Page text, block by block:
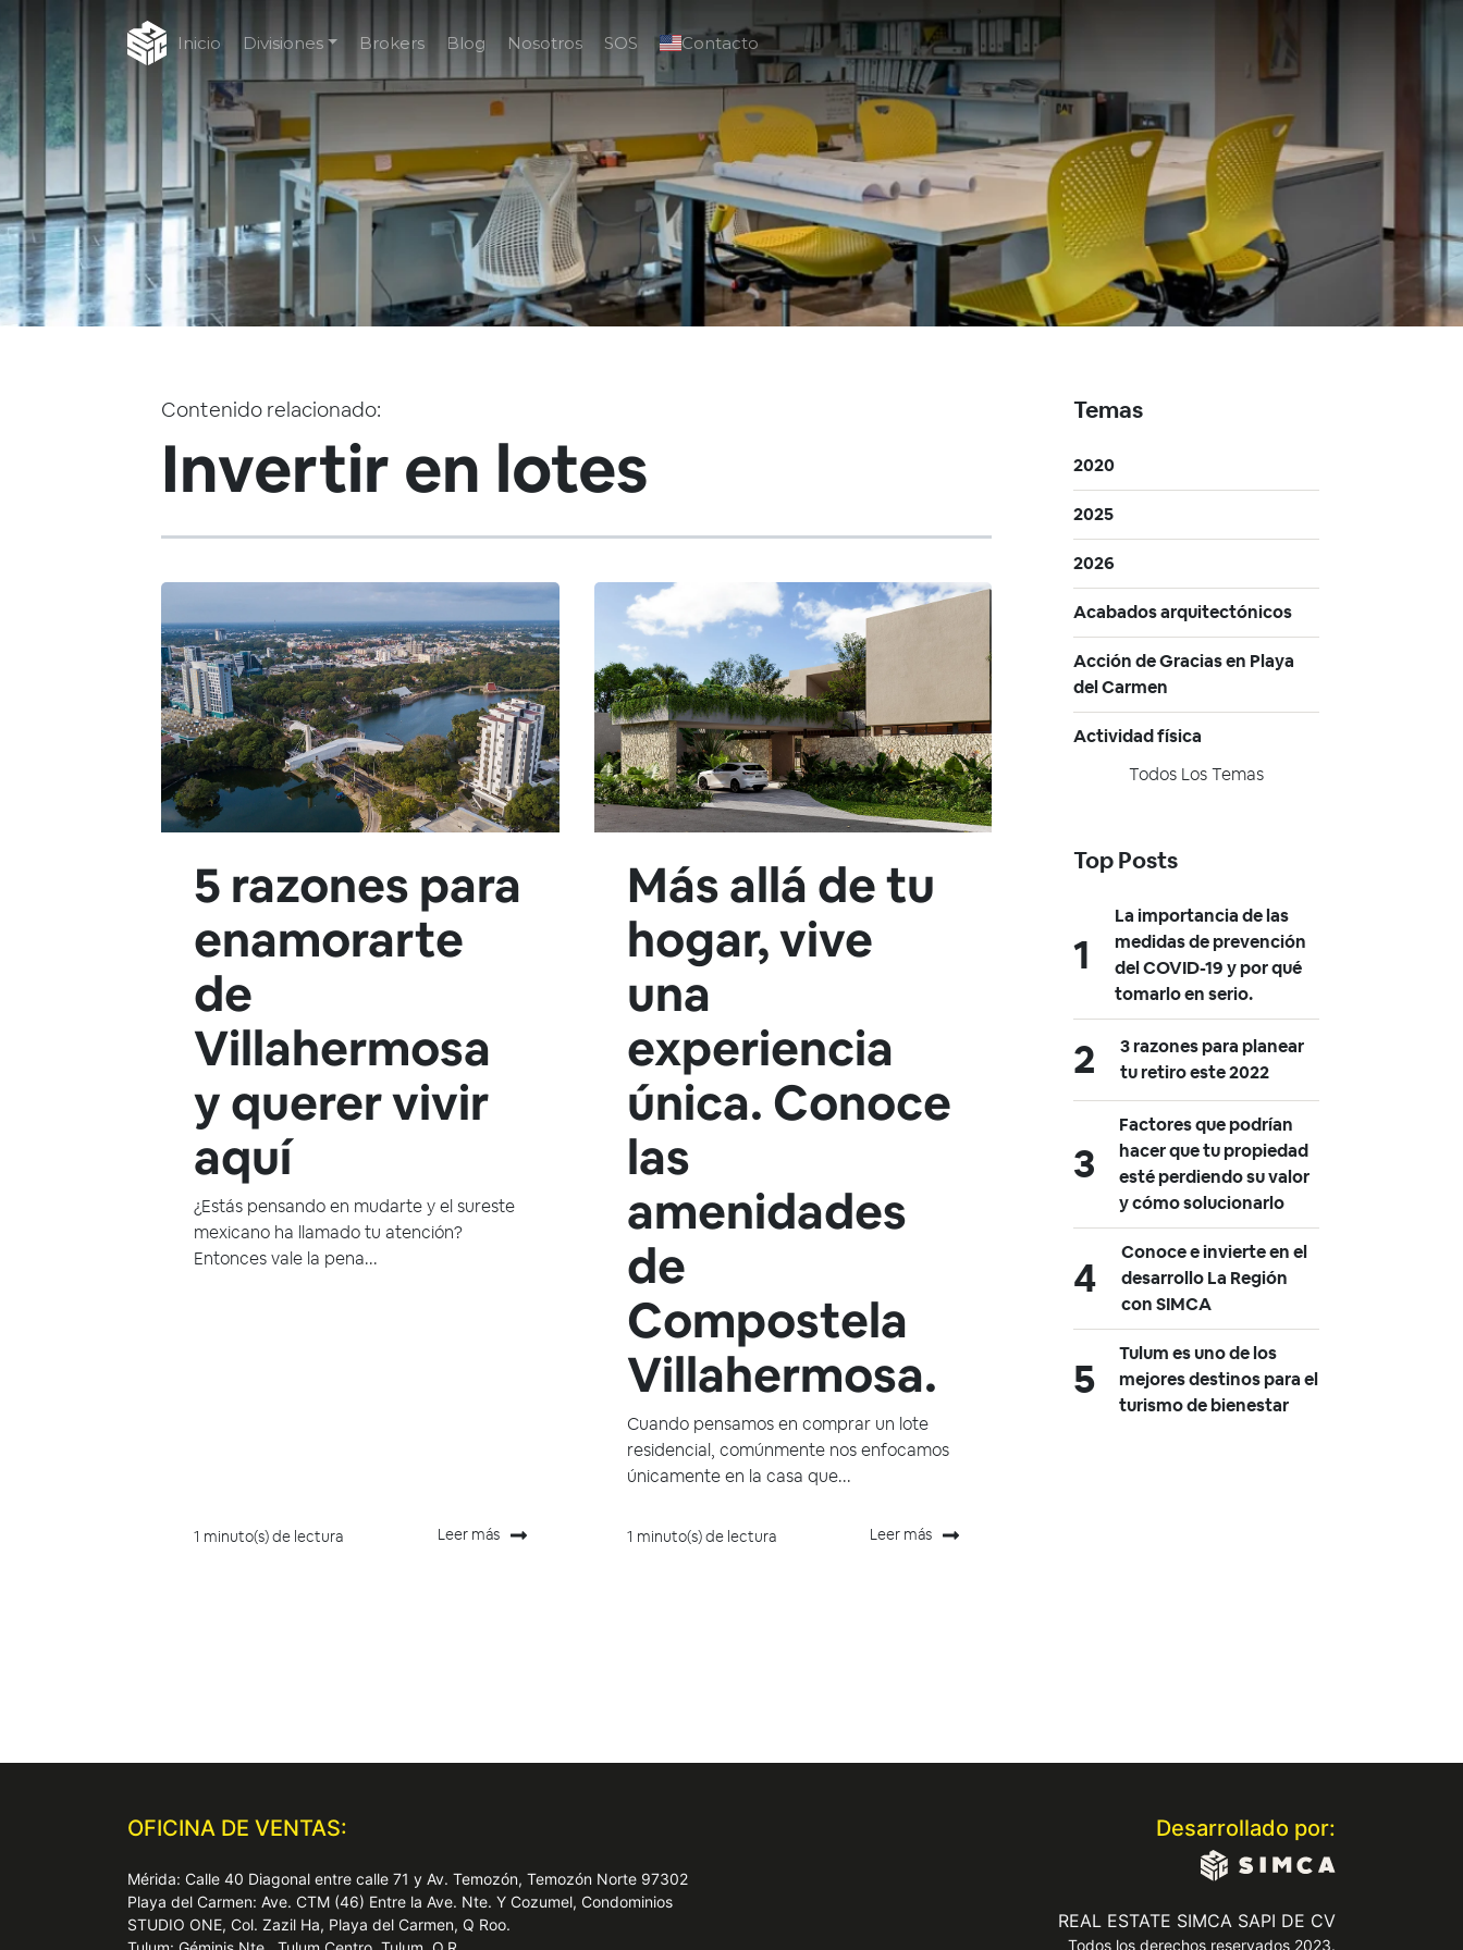
Inicio Divisiones Brokers Blog Nosotros SOS Contacto
Contenido relacionado:
Invertir en lotes
5 razones para
enamorarte
de
Villahermosa
y querer vivir
aquí
¿Estás pensando en mudarte y el sureste
mexicano ha llamado tu atención?
Entonces vale la pena...
1 minuto(s) de lectura Leer más
Más allá de tu
hogar, vive
una
experiencia
única. Conoce
las
amenidades
de
Compostela
Villahermosa.
Cuando pensamos en comprar un lote
residencial, comúnmente nos enfocamos
únicamente en la casa que...
1 minuto(s) de lectura Leer más
Temas
2020
2025
2026
Acabados arquitectónicos
Acción de Gracias en Playa
del Carmen
Actividad física
Todos Los Temas
Top Posts
La importancia de las
medidas de prevención
del COVID-19 y por qué
tomarlo en serio.
3 razones para planear
tu retiro este 2022
Factores que podrían
hacer que tu propiedad
esté perdiendo su valor
y cómo solucionarlo
Conoce e invierte en el
desarrollo La Región
con SIMCA
Tulum es uno de los
mejores destinos para el
turismo de bienestar
OFICINA DE VENTAS:
Mérida: Calle 40 Diagonal entre calle 71 y Av. Temozón, Temozón Norte 97302
Playa del Carmen: Ave. CTM (46) Entre la Ave. Nte. Y Cozumel, Condominios
STUDIO ONE, Col. Zazil Ha, Playa del Carmen, Q Roo.
Desarrollado por:
REAL ESTATE SIMCA SAPI DE CV
Todos los derechos reservados 2023.